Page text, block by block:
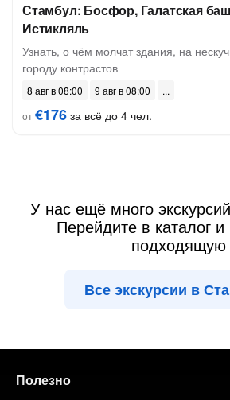
Стамбул: Босфор, Галатская
Истикляль
Узнать, о чём молчат здания, на
городу контрастов
8 авг в 08:00
9 авг в 08:00
от€176 за всё до 4 чел.
У нас ещё много
Перейдите в каталог
подходящую
Все экскурсии в
Полезно